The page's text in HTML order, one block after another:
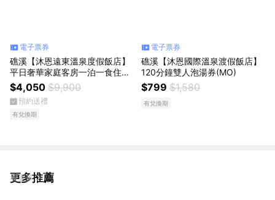
電子票券
礁溪【沐恩遠東溫泉度假飯店】
平日奢華家庭客房一泊一食住宿
券(MO)
$4,050 $9,900
預約送禮
有兌換期
電子票券
礁溪【沐恩國際溫泉渡假飯店】
120分鐘雙人泡湯券(MO)
$799 $1,580
有兌換期
更多推薦
看更多